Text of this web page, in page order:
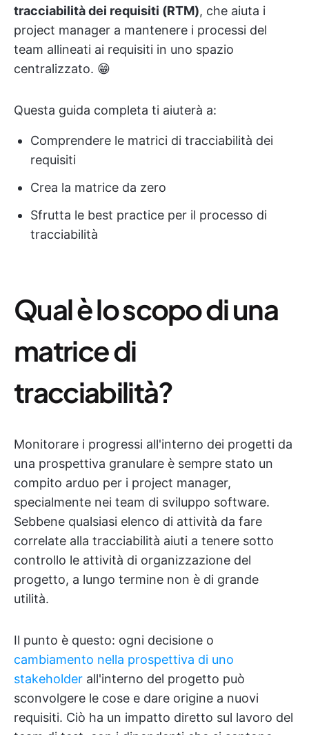
tracciabilità dei requisiti (RTM), che aiuta i
project manager a mantenere i processi del
team allineati ai requisiti in uno spazio
centralizzato. 😁
Questa guida completa ti aiuterà a:
Comprendere le matrici di tracciabilità dei
requisiti
Crea la matrice da zero
Sfrutta le best practice per il processo di
tracciabilità
Qual è lo scopo di una
matrice di
tracciabilità?
Monitorare i progressi all'interno dei progetti da
una prospettiva granulare è sempre stato un
compito arduo per i project manager,
specialmente nei team di sviluppo software.
Sebbene qualsiasi elenco di attività da fare
correlate alla tracciabilità aiuti a tenere sotto
controllo le attività di organizzazione del
progetto, a lungo termine non è di grande
utilità.
Il punto è questo: ogni decisione o
cambiamento nella prospettiva di uno
stakeholder all'interno del progetto può
sconvolgere le cose e dare origine a nuovi
requisiti. Ciò ha un impatto diretto sul lavoro del